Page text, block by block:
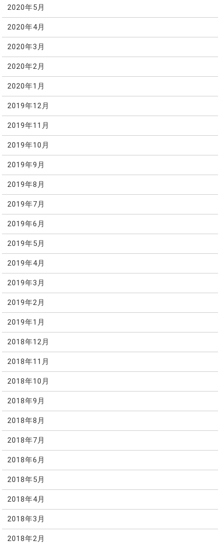
2020年5月
2020年4月
2020年3月
2020年2月
2020年1月
2019年12月
2019年11月
2019年10月
2019年9月
2019年8月
2019年7月
2019年6月
2019年5月
2019年4月
2019年3月
2019年2月
2019年1月
2018年12月
2018年11月
2018年10月
2018年9月
2018年8月
2018年7月
2018年6月
2018年5月
2018年4月
2018年3月
2018年2月